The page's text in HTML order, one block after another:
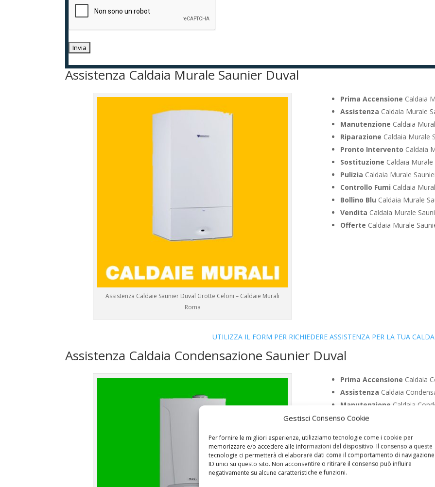
Gestisci Consenso Cookie
Per fornire le migliori esperienze, utilizziamo tecnologie come i cookie per
memorizzare e/o accedere alle informazioni del dispositivo. Il consenso a queste
tecnologie ci permetterà di elaborare dati come il comportamento di
ID unici su questo sito. Non acconsentire o ritirare il consenso può influire
negativamente su alcune caratteristiche e funzioni.
Assistenza Caldaia Murale Saunier Duval
Assistenza Caldaie Saunier Duval Grotte Celoni – Caldaie Murali
Roma
Prima Accensione Caldaia
Assistenza Caldaia Murale
Manutenzione Caldaia
Riparazione Caldaia Murale
Pronto Intervento Caldaia
Sostituzione Caldaia
Pulizia Caldaia Murale
Controllo Fumi Caldaia
Bollino Blu Caldaia Murale
Vendita Caldaia Murale
Offerte Caldaia Murale
UTILIZZA IL FORM PER RICHIEDERE ASSISTENZA PER LA TUA
Assistenza Caldaia Condensazione Saunier Duval
Prima Accensione Caldaia
Assistenza Caldaia
Manutenzione Caldaia
Riparazione
Caldaia
Caldaia
SostituzioneCaldaia
PuliziaCaldaia
Controllo FumiCaldaia
Caldaia